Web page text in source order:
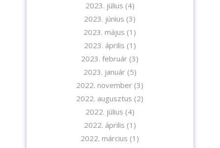
2023. július (4)
2023. június (3)
2023. május (1)
2023. április (1)
2023. február (3)
2023. január(5)
2022. november (3)
2022. augusztus (2)
2022. július (4)
2022. április (1)
2022. március (1)